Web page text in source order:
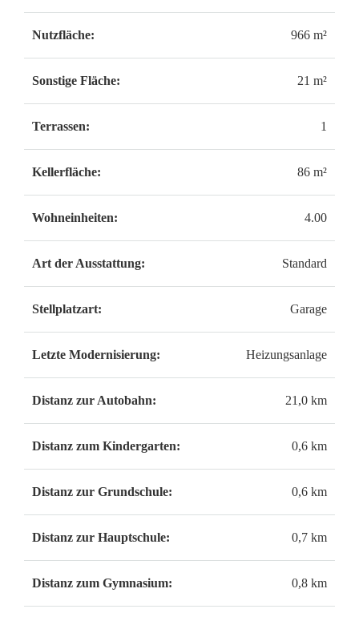
Nutzfläche: 966 m²
Sonstige Fläche: 21 m²
Terrassen: 1
Kellerfläche: 86 m²
Wohneinheiten: 4.00
Art der Ausstattung: Standard
Stellplatzart: Garage
Letzte Modernisierung: Heizungsanlage
Distanz zur Autobahn: 21,0 km
Distanz zum Kindergarten: 0,6 km
Distanz zur Grundschule: 0,6 km
Distanz zur Hauptschule: 0,7 km
Distanz zum Gymnasium: 0,8 km